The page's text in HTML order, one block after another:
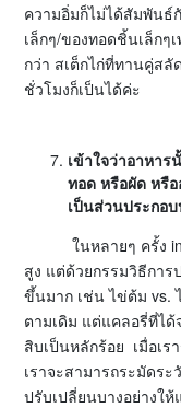
ความอิ่มก็ไม่ได้สัมพัน
เล็กๆ/ของทอดชิ้นเล็กๆ
กว่า สเต็กไก่ที่ทานคู่ส
ชั่วโมงก็เป็นได้ค่ะ
เข้าใจว่าอาหา
ทอด หรือผัด หรื
เป็นส่วนประกอ
ในหลายๆ ครั้ง
สูง แต่ด้วยกรรมวิธีกา
ขึ้นมาก เช่น ไข่ต้ม vs.
ตามเดิม แต่แคลอรี่ที่ไ
สิบเป็นหลักร้อย เมื่อเร
เราจะสามารถระมัดร
ปรับเปลี่ยนบางอย่างใ